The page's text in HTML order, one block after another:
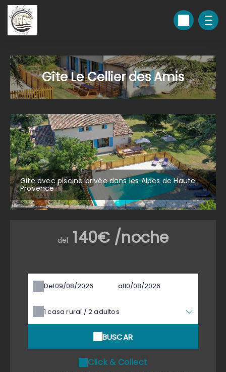
Gîte Le Cellier des Amis
Gite avec piscine privée dans les Alpes de Haute
Provence
del 140€ /noche
Del al
1casa rural /2adultos
BUSCAR
Click & Collect